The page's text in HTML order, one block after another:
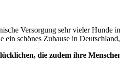
Versorgung sehr vieler Hunde
schönes Zuhause in
die zudem ihre